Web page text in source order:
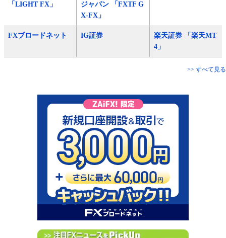
「LIGHT FX」
ジャパン 「FXTF G
X-FX」
FXブロードネット IG証券
楽天証券 「楽天MT
4」
>> すべて見る